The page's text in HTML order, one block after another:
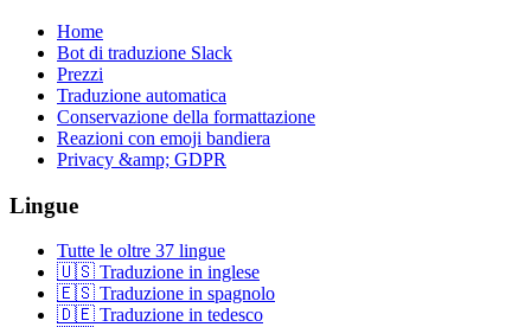
Home
Bot di traduzione Slack
Prezzi
Traduzione automatica
Conservazione della formattazione
Reazioni con emoji bandiera
Privacy &amp; GDPR
Lingue
Tutte le oltre 37 lingue
🇺🇸 Traduzione in inglese
🇪🇸 Traduzione in spagnolo
🇩🇪 Traduzione in tedesco